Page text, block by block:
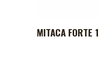
MITACA FORTE